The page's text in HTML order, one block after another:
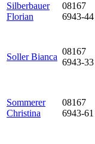
Silberbauer
Florian
08167
6943-44
Soller Bianca
08167
6943-33
Sommerer
Christina
08167
6943-61